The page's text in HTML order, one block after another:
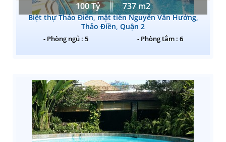
100 Tỷ 737 m2
Biệt thự Thảo Điền, mặt tiền Nguyễn Văn Hưởng,
Thảo Điền, Quận 2
- Phòng ngủ : 5 - Phòng tắm : 6